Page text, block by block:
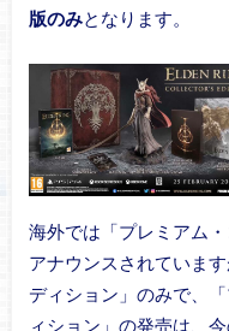
版のみとなります。
海外では「プレミアム
アナウンスされていま
ディション」のみで、
ィション」の発売は、